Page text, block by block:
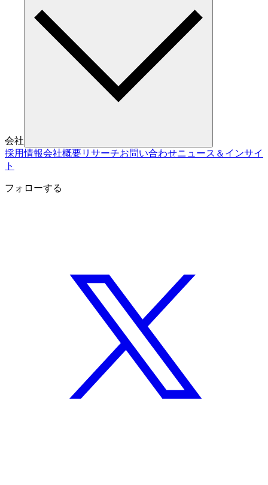
会社
採用情報会社概要リサーチお問い合わせニュース＆インサイ
ト
フォローする